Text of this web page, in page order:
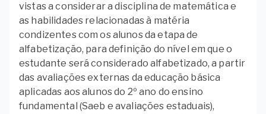
vistas a considerar a disciplina de matemática e
as habilidades relacionadas à matéria
condizentes com os alunos da etapa de
alfabetização, para definição do nível em que o
estudante será considerado alfabetizado, a partir
das avaliações externas da educação básica
aplicadas aos alunos do 2º ano do ensino
fundamental (Saeb e avaliações estaduais),